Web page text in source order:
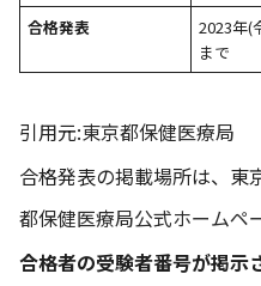
合格発表
2023年(
まで
引用元:東京都保健医療局
合格発表の掲載場所は、東
都保健医療局公式ホームペ
合格者の受験者番号が掲示